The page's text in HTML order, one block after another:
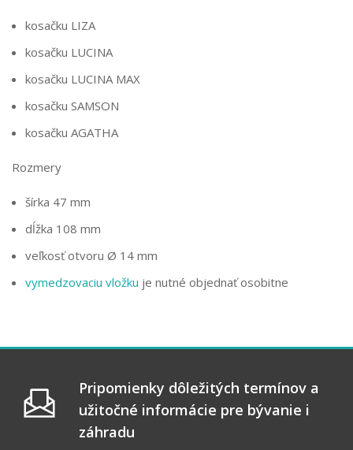
kosačku LIZA
kosačku LUCINA
kosačku LUCINA MAX
kosačku SAMSON
kosačku AGATHA
Rozmery
šírka 47 mm
dĺžka 108 mm
veľkosť otvoru Ø 14 mm
vymedzovaciu vložku je nutné objednať osobitne
Pripomienky dôležitých termínov a
užitočné informácie pre bývanie i
záhradu